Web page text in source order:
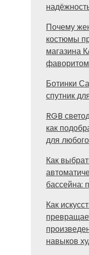
Почему
костюмы
магазина
Ботинки
спутник
RGB
как
для
Как
бассейна:
Как
навыков